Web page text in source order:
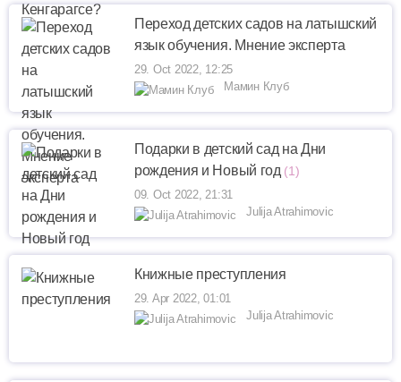
Переход детских садов на латышский
язык обучения. Мнение эксперта
29. Oct 2022, 12:25
Мамин Клуб
Подарки в детский сад на Дни
рождения и Новый год (1)
09. Oct 2022, 21:31
Julija Atrahimovic
Книжные преступления
29. Apr 2022, 01:01
Julija Atrahimovic